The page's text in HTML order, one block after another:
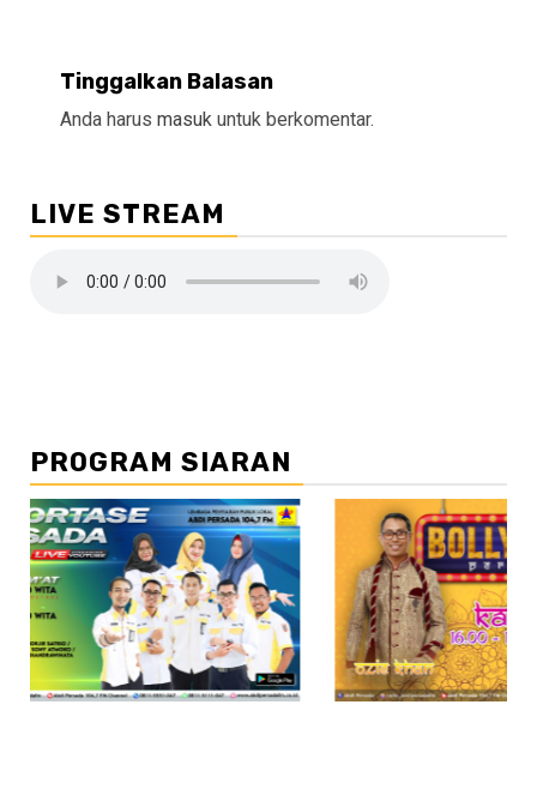
Tinggalkan Balasan
Anda harus masuk untuk berkomentar.
LIVE STREAM
PROGRAM SIARAN
//2